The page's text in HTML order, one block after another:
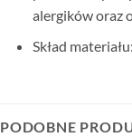
alergików oraz
Skład materiału:
PODOBNE